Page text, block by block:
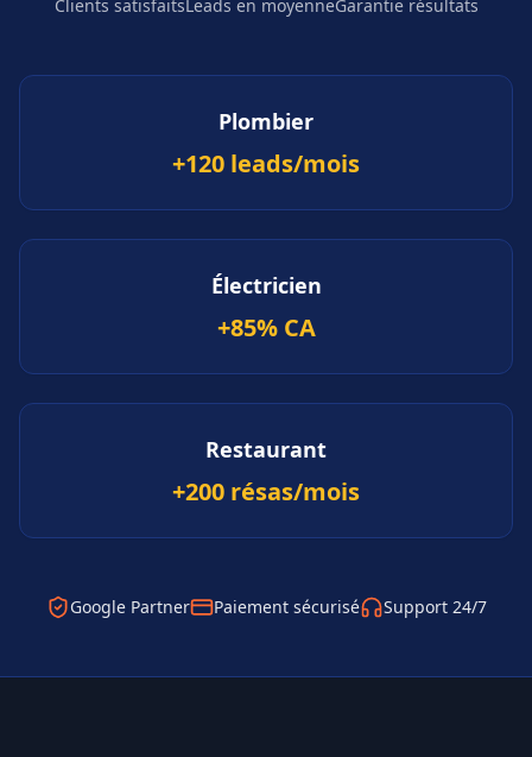
Clients satisfaitsLeads en moyenneGarantie résultats
Plombier
+120 leads/mois
Électricien
+85% CA
Restaurant
+200 résas/mois
Google Partner Paiement sécurisé Support 24/7